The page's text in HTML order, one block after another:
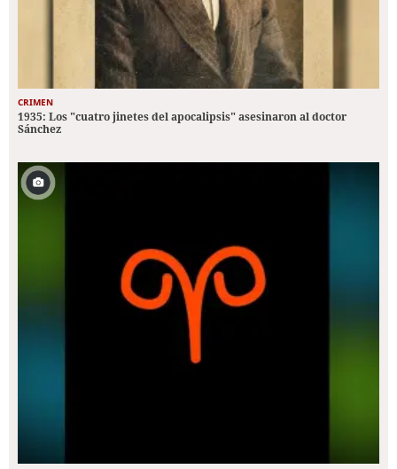
CRIMEN
1935: Los "cuatro jinetes del apocalipsis" asesinaron al doctor
Sánchez